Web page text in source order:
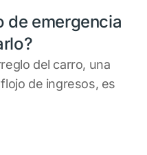
de emergencia
del carro, una
de ingresos, es